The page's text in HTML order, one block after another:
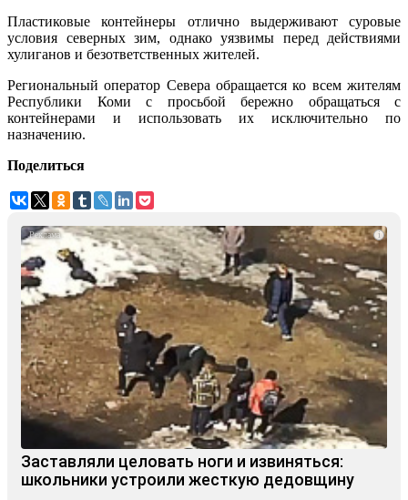
Пластиковые контейнеры отлично выдерживают суровые
условия северных зим, однако уязвимы перед действиями
хулиганов и безответственных жителей.
Региональный оператор Севера обращается ко всем жителям
Республики Коми с просьбой бережно обращаться с
контейнерами и использовать их исключительно по
назначению.
Поделиться
i
Заставляли целовать ноги и извиняться:
школьники устроили жесткую дедовщину